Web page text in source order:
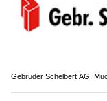
Gebrüder Schelbert AG,